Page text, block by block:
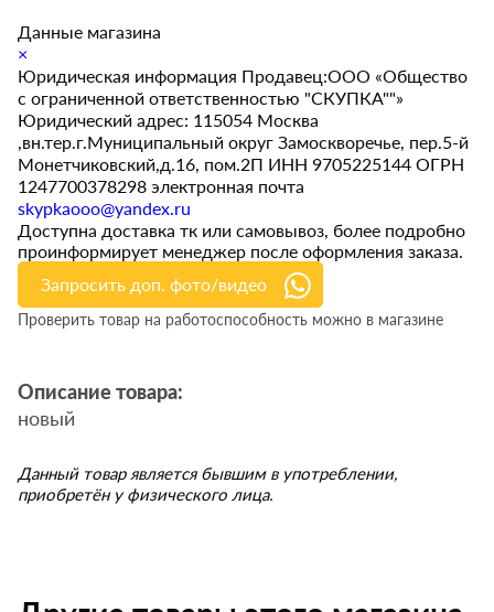
Данные магазина
×
Юридическая информация Продавец:ООО «Общество
с ограниченной ответственностью "СКУПКА""»
Юридический адрес: 115054 Москва
,вн.тер.г.Муниципальный округ Замоскворечье, пер.5-й
Монетчиковский,д.16, пом.2П ИНН 9705225144 ОГРН
1247700378298 электронная почта
skypkaooo@yandex.ru
Доступна доставка тк или самовывоз, более подробно
проинформирует менеджер после оформления заказа.
Запросить доп. фото/видео
Проверить товар на работоспособность можно в магазине
Описание товара:
новый
Данный товар является бывшим в употреблении,
приобретён у физического лица.